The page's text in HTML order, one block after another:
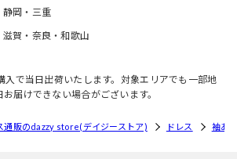
静岡・三重
賀・奈良・和歌山
で当日出荷いたします。対象エリアでも一部地
届けできない場合がございます。
通販のdazzy store(デイジーストア) ドレス 袖あ